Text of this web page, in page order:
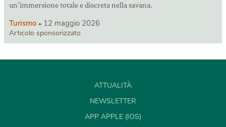
un’immersione totale e discreta nella savana.
Turismo 12 maggio 2026
Articolo sponsorizzato
ATTUALITÀ
NEWSLETTER
APP APPLE (IOS)